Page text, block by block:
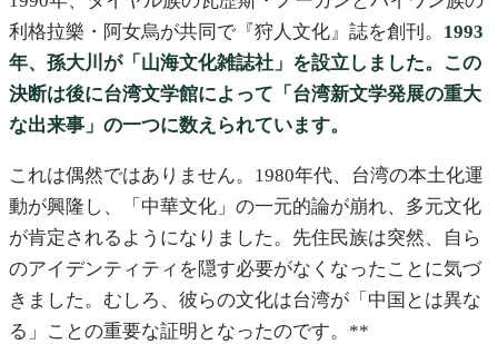
利格拉樂・阿女烏が共同で『狩人文化』誌を創刊。 1993
年、孫大川が「山海文化雑誌社」を設立しました。この
決断は後に台湾文学館によって「台湾新文学発展の重大
な出来事」の一つに数えられています。
これは偶然ではありません。1980年代、台湾の本土化運
動が興隆し、「中華文化」の一元的論が崩れ、多元文化
が肯定されるようになりました。先住民族は突然、自ら
のアイデンティティを隠す必要がなくなったことに気づ
きました。むしろ、彼らの文化は台湾が「中国とは異な
る」ことの重要な証明となったのです。**